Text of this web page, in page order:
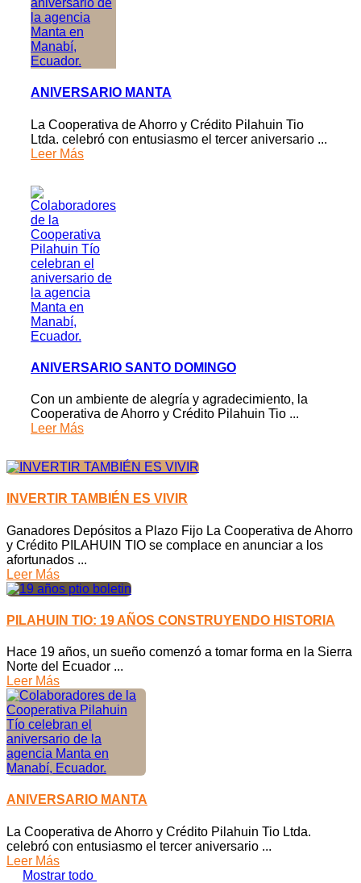
ANIVERSARIO MANTA
La Cooperativa de Ahorro y Crédito Pilahuin Tio
Ltda. celebró con entusiasmo el tercer aniversario ...
Leer Más
ANIVERSARIO SANTO DOMINGO
Con un ambiente de alegría y agradecimiento, la
Cooperativa de Ahorro y Crédito Pilahuin Tio ...
Leer Más
INVERTIR TAMBIÉN ES VIVIR
Ganadores Depósitos a Plazo Fijo La Cooperativa de Ahorro
y Crédito PILAHUIN TIO se complace en anunciar a los
afortunados ...
Leer Más
PILAHUIN TIO: 19 AÑOS CONSTRUYENDO HISTORIA
Hace 19 años, un sueño comenzó a tomar forma en la Sierra
Norte del Ecuador ...
Leer Más
ANIVERSARIO MANTA
La Cooperativa de Ahorro y Crédito Pilahuin Tio Ltda.
celebró con entusiasmo el tercer aniversario ...
Leer Más
Mostrar todo